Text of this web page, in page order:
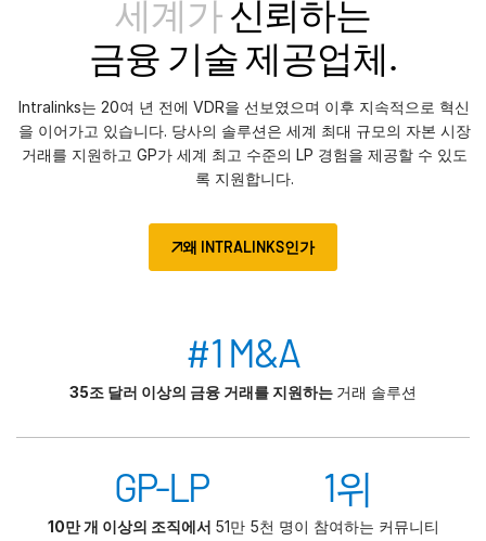
세계가신뢰하는
금융 기술 제공업체.
Intralinks는 20여 년 전에 VDR을 선보였으며 이후 지속적으로 혁신
을 이어가고 있습니다. 당사의 솔루션은 세계 최대 규모의 자본 시장
거래를 지원하고 GP가 세계 최고 수준의 LP 경험을 제공할 수 있도
록 지원합니다.
왜 INTRALINKS인가
#1 M&A
35조 달러 이상의 금융 거래를 지원하는 거래 솔루션
GP-LP 1위
10만 개 이상의 조직에서 51만 5천 명이 참여하는 커뮤니티